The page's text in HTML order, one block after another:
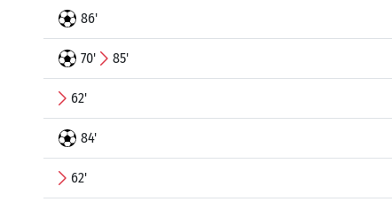
86'
70' 85'
62'
84'
62'